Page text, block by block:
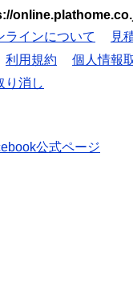
ラインについて 見
利用規約 個人情報
り消し
公式ページ